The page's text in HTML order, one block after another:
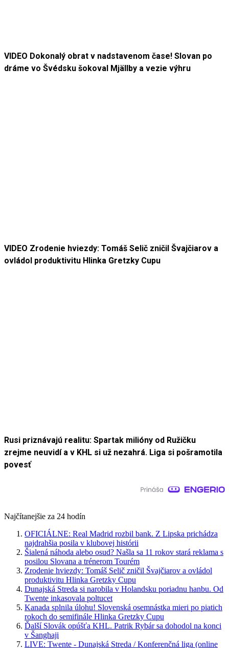
VIDEO Dokonalý obrat v nadstavenom čase! Slovan po
dráme vo Švédsku šokoval Mjällby a vezie výhru
VIDEO Zrodenie hviezdy: Tomáš Selič zničil Švajčiarov a
ovládol produktivitu Hlinka Gretzky Cupu
Rusi priznávajú realitu: Spartak milióny od Ružičku
zrejme neuvidí a v KHL si už nezahrá. Liga si pošramotila
povesť
Najčítanejšie za 24 hodín
OFICIÁLNE: Real Madrid rozbil bank. Z Lipska prichádza
najdrahšia posila v klubovej histórii
Šialená náhoda alebo osud? Našla sa 11 rokov stará reklama s
posilou Slovana a trénerom Tourém
Zrodenie hviezdy: Tomáš Selič zničil Švajčiarov a ovládol
produktivitu Hlinka Gretzky Cupu
Dunajská Streda si narobila v Holandsku poriadnu hanbu. Od
Twente inkasovala poltucet
Kanada splnila úlohu! Slovenská osemnástka mieri po piatich
rokoch do semifinále Hlinka Gretzky Cupu
Ďalší Slovák opúšťa KHL. Patrik Rybár sa dohodol na konci
v Šanghaji
LIVE: Twente - Dunajská Streda / Konferenčná liga (online